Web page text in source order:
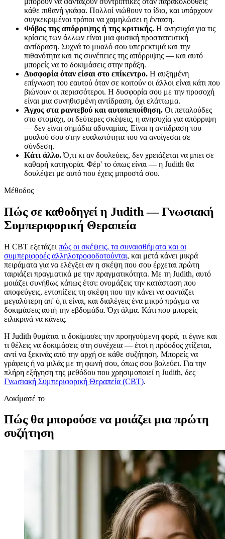
κάθε πιθανή γκάφα. Πολλοί νιώθουν το ίδιο, και υπάρχουν
συγκεκριμένοι τρόποι να χαμηλώσει η ένταση.
Φόβος της απόρριψης ή της κριτικής. Η ανησυχία για τις
κρίσεις των άλλων είναι μια φυσική προστατευτική
αντίδραση. Συχνά το μυαλό σου υπερεκτιμά και την
πιθανότητα και τις συνέπειες της απόρριψης — και αυτό
μπορείς να το δοκιμάσεις στην πράξη.
Δυσφορία όταν είσαι στο επίκεντρο. Η αυξημένη
επίγνωση του εαυτού όταν σε κοιτούν οι άλλοι είναι κάτι που
βιώνουν οι περισσότεροι. Η δυσφορία σου με την προσοχή
είναι μια συνηθισμένη αντίδραση, όχι ελάττωμα.
Άγχος στα ραντεβού και αυτοπεποίθηση. Οι πεταλούδες
στο στομάχι, οι δεύτερες σκέψεις, η ανησυχία για απόρριψη
— δεν είναι σημάδια αδυναμίας. Είναι η αντίδραση του
μυαλού σου στην ευαλωτότητα του να ανοίγεσαι σε
σύνδεση.
Κάτι άλλο. Ό,τι κι αν δουλεύεις, δεν χρειάζεται να μπει σε
καθαρή κατηγορία. Φέρ' το όπως είναι — η Judith θα
δουλέψει με αυτό που έχεις μπροστά σου.
Μέθοδος
Πώς σε καθοδηγεί η Judith — Γνωσιακή
Συμπεριφορική Θεραπεία
Η CBT εξετάζει πώς οι σκέψεις, τα συναισθήματα και οι
συμπεριφορές αλληλοτροφοδοτούνται, και μετά κάνει μικρά
πειράματα για να ελέγξει αν η σκέψη που σου έρχεται πρώτη
ταιριάζει πραγματικά με την πραγματικότητα. Με τη Judith, αυτό
μοιάζει συνήθως κάπως έτσι: ονομάζεις την κατάσταση που
αποφεύγεις, εντοπίζεις τη σκέψη που την κάνει να φαντάζει
μεγαλύτερη απ' ό,τι είναι, και διαλέγεις ένα μικρό πράγμα να
δοκιμάσεις αυτή την εβδομάδα. Όχι άλμα. Κάτι που μπορείς
ειλικρινά να κάνεις.
Η Judith θυμάται τι δοκίμασες την προηγούμενη φορά, τι έγινε και
τι θέλεις να δοκιμάσεις στη συνέχεια — έτσι η πρόοδος χτίζεται,
αντί να ξεκινάς από την αρχή σε κάθε συζήτηση. Μπορείς να
γράφεις ή να μιλάς με τη φωνή σου, όπως σου βολεύει. Για την
πλήρη εξήγηση της μεθόδου που χρησιμοποιεί η Judith, δες
Γνωσιακή Συμπεριφορική Θεραπεία (CBT).
Δοκίμασέ το
Πώς θα μπορούσε να μοιάζει μια πρώτη
συζήτηση